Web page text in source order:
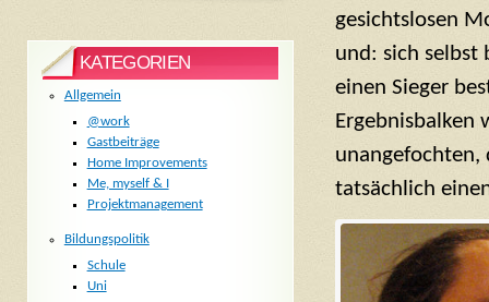
gesichtslosen
und: sich selbst
einen Sieger
Ergebnisbalken
unangefochten,
tatsächlich
KATEGORIEN
Allgemein
@work
Gastbeiträge
Home Improvements
Me, myself & I
Projektmanagement
Bildungspolitik
Schule
Uni